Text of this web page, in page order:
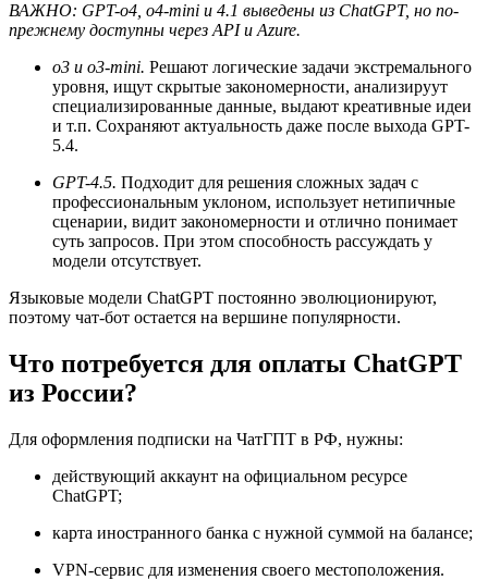
ВАЖНО: GPT-o4, o4-mini и 4.1 выведены из ChatGPT, но по-
прежнему доступны через API и Azure.
o3 и o3-mini. Решают логические задачи экстремального
уровня, ищут скрытые закономерности, анализируут
специализированные данные, выдают креативные идеи
и т.п. Сохраняют актуальность даже после выхода GPT-
5.4.
GPT-4.5. Подходит для решения сложных задач с
профессиональным уклоном, использует нетипичные
сценарии, видит закономерности и отлично понимает
суть запросов. При этом способность рассуждать у
модели отсутствует.
Языковые модели ChatGPT постоянно эволюционируют,
поэтому чат-бот остается на вершине популярности.
Что потребуется для оплаты ChatGPT
из России?
Для оформления подписки на ЧатГПТ в РФ, нужны:
действующий аккаунт на официальном ресурсе
ChatGPT;
карта иностранного банка с нужной суммой на балансе;
VPN-сервис для изменения своего местоположения.